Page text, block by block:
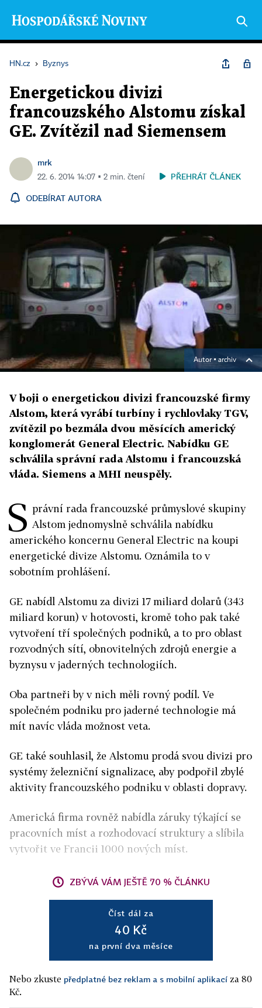
HN.cz › Byznys
Energetickou divizi
francouzského Alstomu získal
GE. Zvítězil nad Siemensem
mrk
22. 6. 2014 14:07 ▪ 2 min. čtení PŘEHRÁT ČLÁNEK
ODEBÍRAT AUTORA
Autor ▪archiv
V boji o energetickou divizi francouzské firmy
Alstom, která vyrábí turbíny i rychlovlaky TGV,
zvítězil po bezmála dvou měsících americký
konglomerát General Electric. Nabídku GE
schválila správní rada Alstomu i francouzská
vláda. Siemens a MHI neuspěly.
S právní rada francouzské průmyslové skupiny
Alstom jednomyslně schválila nabídku
amerického koncernu General Electric na koupi
energetické divize Alstomu. Oznámila to v
sobotním prohlášení.
GE nabídl Alstomu za divizi 17 miliard dolarů (343
miliard korun) v hotovosti, kromě toho pak také
vytvoření tří společných podniků, a to pro oblast
rozvodných sítí, obnovitelných zdrojů energie a
byznysu v jaderných technologiích.
Oba partneři by v nich měli rovný podíl. Ve
společném podniku pro jaderné technologie má
mít navíc vláda možnost veta.
GE také souhlasil, že Alstomu prodá svou divizi pro
systémy železniční signalizace, aby podpořil zbylé
aktivity francouzského podniku v oblasti dopravy.
Americká firma rovněž nabídla záruky týkající se
pracovních míst a rozhodovací struktury a slíbila
vytvořit ve Francii 1000 nových míst.
ZBÝVÁ VÁM JEŠTĚ 70 % ČLÁNKU
Číst dál za
40 Kč
na první dva měsíce
Nebo zkuste předplatné bez reklam a s mobilní aplikací za 80
Kč.